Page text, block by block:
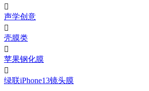

声学创意

壳膜类

苹果钢化膜

绿联iPhone13镜头膜